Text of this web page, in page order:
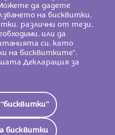
2196 KJ / 525
Kcal
28g
15g
да дадете
на бисквитки,
различни от тези,
или да
си, като
на бисквитките".
Декларация за
бисквитки